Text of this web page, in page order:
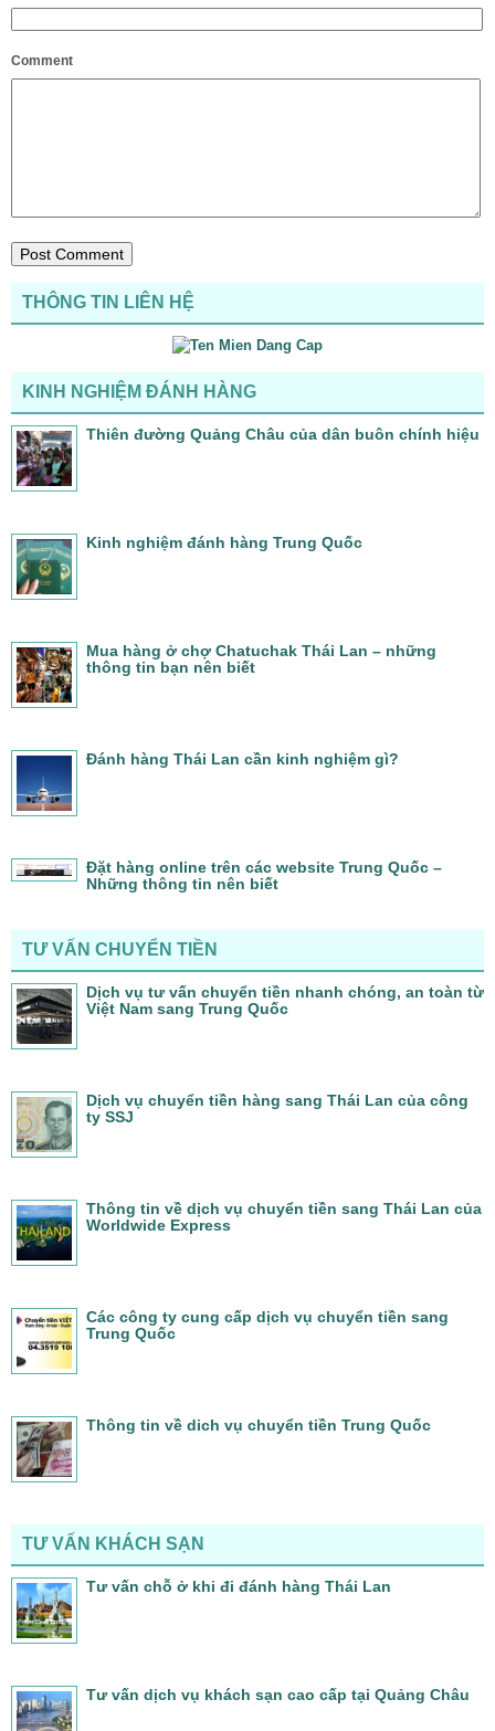
Comment
THÔNG TIN LIÊN HỆ
KINH NGHIỆM ĐÁNH HÀNG
Thiên đường Quảng Châu của dân buôn chính hiệu
Kinh nghiệm đánh hàng Trung Quốc
Mua hàng ở chợ Chatuchak Thái Lan – những
thông tin bạn nên biết
Đánh hàng Thái Lan cần kinh nghiệm gì?
Đặt hàng online trên các website Trung Quốc –
Những thông tin nên biết
TƯ VẤN CHUYỂN TIỀN
Dịch vụ tư vấn chuyển tiền nhanh chóng, an toàn từ
Việt Nam sang Trung Quốc
Dịch vụ chuyển tiền hàng sang Thái Lan của công
ty SSJ
Thông tin về dịch vụ chuyển tiền sang Thái Lan của
Worldwide Express
Các công ty cung cấp dịch vụ chuyển tiền sang
Trung Quốc
Thông tin về dich vụ chuyển tiền Trung Quốc
TƯ VẤN KHÁCH SẠN
Tư vấn chỗ ở khi đi đánh hàng Thái Lan
Tư vấn dịch vụ khách sạn cao cấp tại Quảng Châu